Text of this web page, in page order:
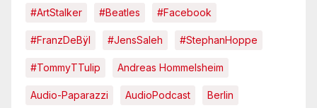
#ArtStalker #Beatles #Facebook
#FranzDeBÿl #JensSaleh #StephanHoppe
#TommyTTulip Andreas Hommelsheim
Audio-Paparazzi AudioPodcast Berlin